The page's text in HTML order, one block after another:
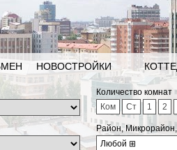
НОВОСТРОЙКИ
Количество комнат
Ком
Ст 1 2
Район,
Любой ⊞